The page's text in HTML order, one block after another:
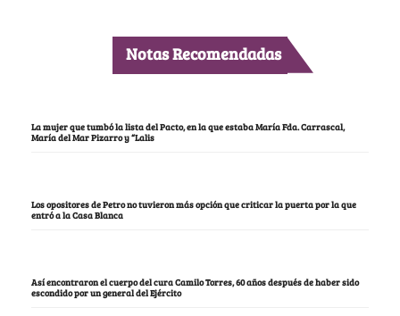
Notas Recomendadas
La mujer que tumbó la lista del Pacto, en la que estaba María Fda. Carrascal,
María del Mar Pizarro y “Lalis
Los opositores de Petro no tuvieron más opción que criticar la puerta por la que
entró a la Casa Blanca
Así encontraron el cuerpo del cura Camilo Torres, 60 años después de haber sido
escondido por un general del Ejército